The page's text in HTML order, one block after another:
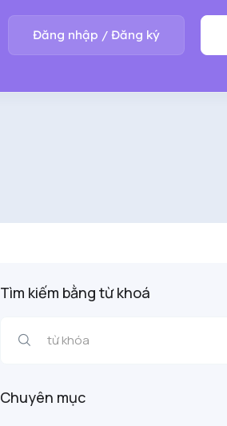
Đăng nhập / Đăng ký
Tìm kiếm bằng từ khoá
Chuyên mục